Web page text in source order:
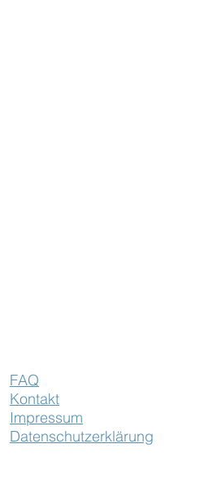
FAQ
Kontakt
Impressum
Datenschutzerklärung